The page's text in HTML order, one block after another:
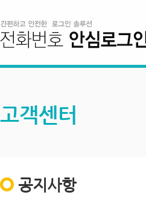
고객센터
공지사항